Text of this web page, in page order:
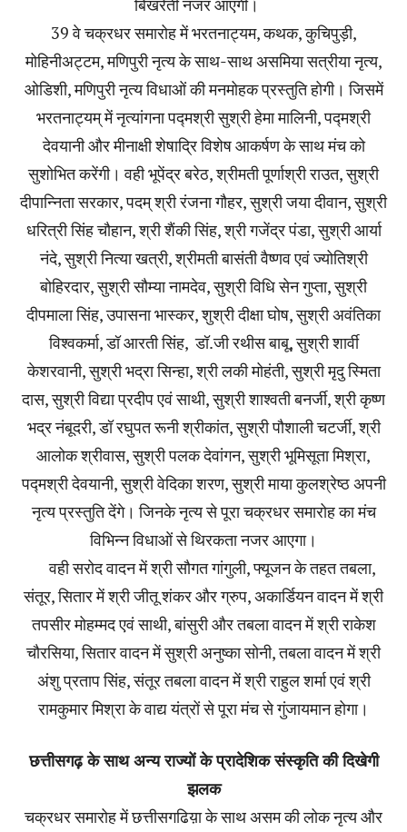
बिखरेती नजर आएगी।
39 वे चक्रधर समारोह में भरतनाट्यम, कथक, कुचिपुड़ी,
मोहिनीअट्टम, मणिपुरी नृत्य के साथ-साथ असमिया सत्रीया नृत्य,
ओडिशी, मणिपुरी नृत्य विधाओं की मनमोहक प्रस्तुति होगी। जिसमें
भरतनाट्यम् में नृत्यांगना पद्मश्री सुश्री हेमा मालिनी, पद्मश्री
देवयानी और मीनाक्षी शेषाद्रि विशेष आकर्षण के साथ मंच को
सुशोभित करेंगी। वही भूपेंद्र बरेठ, श्रीमती पूर्णाश्री राउत, सुश्री
दीपान्निता सरकार, पदम् श्री रंजना गौहर, सुश्री जया दीवान, सुश्री
धरित्री सिंह चौहान, श्री शैंकी सिंह, श्री गजेंद्र पंडा, सुश्री आर्या
नंदे, सुश्री नित्या खत्री, श्रीमती बासंती वैष्णव एवं ज्योतिश्री
बोहिरदार, सुश्री सौम्या नामदेव, सुश्री विधि सेन गुप्ता, सुश्री
दीपमाला सिंह, उपासना भास्कर, शुश्री दीक्षा घोष, सुश्री अवंतिका
विश्वकर्मा, डॉ आरती सिंह, डॉ.जी रथीस बाबू, सुश्री शार्वी
केशरवानी, सुश्री भद्रा सिन्हा, श्री लकी मोहंती, सुश्री मृदु स्मिता
दास, सुश्री विद्या प्रदीप एवं साथी, सुश्री शाश्वती बनर्जी, श्री कृष्ण
भद्र नंबूदरी, डॉ रघुपत रूनी श्रीकांत, सुश्री पौशाली चटर्जी, श्री
आलोक श्रीवास, सुश्री पलक देवांगन, सुश्री भूमिसूता मिश्रा,
पद्मश्री देवयानी, सुश्री वेदिका शरण, सुश्री माया कुलश्रेष्ठ अपनी
नृत्य प्रस्तुति देंगे। जिनके नृत्य से पूरा चक्रधर समारोह का मंच
विभिन्न विधाओं से थिरकता नजर आएगा।
वही सरोद वादन में श्री सौगत गांगुली, फ्यूजन के तहत तबला,
संतूर, सितार में श्री जीतू शंकर और ग्रुप, अकार्डियन वादन में श्री
तपसीर मोहम्मद एवं साथी, बांसुरी और तबला वादन में श्री राकेश
चौरसिया, सितार वादन में सुश्री अनुष्का सोनी, तबला वादन में श्री
अंशु प्रताप सिंह, संतूर तबला वादन में श्री राहुल शर्मा एवं श्री
रामकुमार मिश्रा के वाद्य यंत्रों से पूरा मंच से गुंजायमान होगा।
छत्तीसगढ़ के साथ अन्य राज्यों के प्रादेशिक संस्कृति की दिखेगी
झलक
चक्रधर समारोह में छत्तीसगढिय़ा के साथ असम की लोक नृत्य और